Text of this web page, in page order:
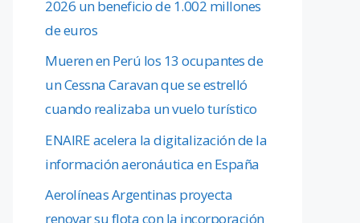
2026 un beneficio de 1.002 millones
de euros
Mueren en Perú los 13 ocupantes de
un Cessna Caravan que se estrelló
cuando realizaba un vuelo turístico
ENAIRE acelera la digitalización de la
información aeronáutica en España
Aerolíneas Argentinas proyecta
renovar su flota con la incorporación